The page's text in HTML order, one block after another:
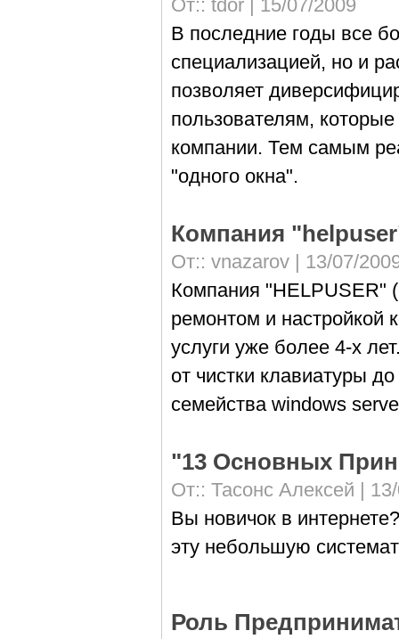
От:: tdor | 15/07/2009
В последние годы все
специализацией, но и
позволяет
пользователям,
компании. Тем самым
"одного окна".
Компания
От:: vnazarov | 13/07/
Компания "HELPUSER"
ремонтом и настройкой
услуги уже более 4-х
от чистки клавиатуры
семейства windows
"13 Основных
От:: Тасонс Алексей |
Вы новичок в
эту небольшую
Роль